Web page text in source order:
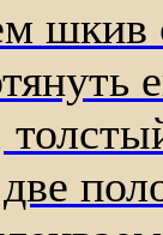
шкив
две